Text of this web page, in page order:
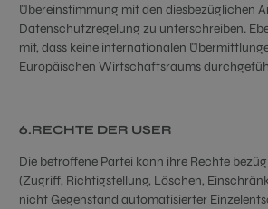
Übereinstimmung mit den diesbezüglichen
Datenschutzregelung zu unterschreiben.
mit, dass keine internationalen
Europäischen Wirtschaftsraums
6.RECHTE DER USER
Die betroffene Partei kann ihre Rechte
(Zugriff, Richtigstellung, Löschen,
nicht Gegenstand automatisierter